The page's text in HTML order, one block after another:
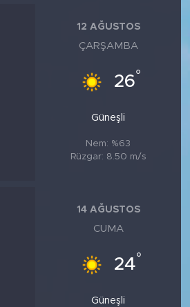
12 AĞUSTOS
ÇARŞAMBA
26°
Güneşli
Nem: %63
Rüzgar: 8.50 m/s
14 AĞUSTOS
CUMA
24°
Güneşli